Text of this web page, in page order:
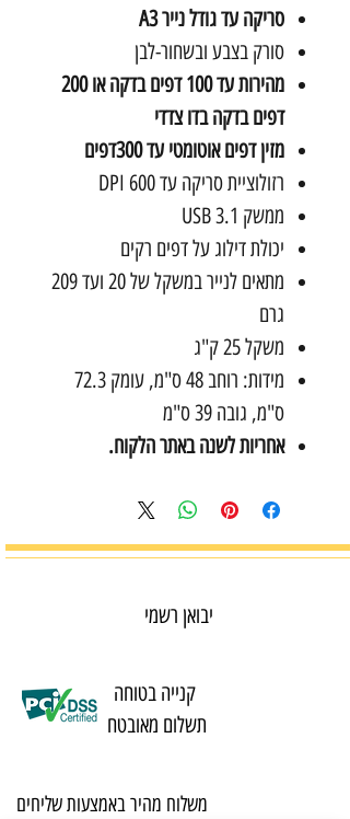
סריקה עד גודל נייר A3
סורק בצבע ובשחור-לבן
מהירות עד 100 דפים בדקה
או 200
דפים בדקה בדו צדדי
מזין דפים אוטומטי עד 300דפים
רזולוציית סריקה עד 600
DPI
ממשק
USB3.1
יכולת דילוג על דפים רקים
מתאים לנייר במשקל של 20 ועד 209
גרם
משקל 25 ק"ג
מידות: רוחב 48 ס"מ, עומק 72.3
ס"מ, גובה 39 ס"מ
אחריות לשנה באתר הלקוח.
יבואן רשמי
קנייה בטוחה
תשלום מאובטח
משלוח מהיר באמצעות שליחים